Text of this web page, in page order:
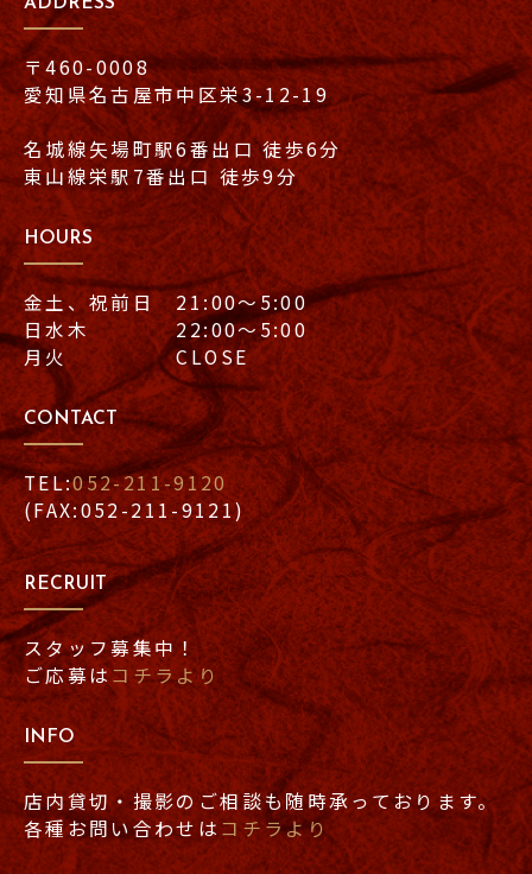
〒460-0008
愛知県名古屋市中区栄3-12-19
名城線矢場町駅6番出口 徒歩6分
東山線栄駅7番出口 徒歩9分
HOURS
金土、祝前日 21:00〜5:00
日水木 22:00〜5:00
月火 CLOSE
CONTACT
TEL:052-211-9120
(FAX:052-211-9121)
RECRUIT
スタッフ募集中！
ご応募はコチラより
INFO
店内貸切・撮影のご相談も随時承っております。
各種お問い合わせはコチラより